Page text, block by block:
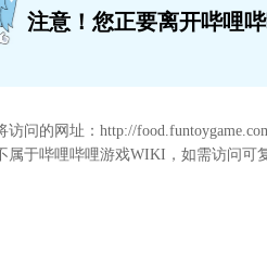
注意！您正要离开哔哩
访问的网址： http://
属于哔哩哔哩游戏WIKI，如需访问可